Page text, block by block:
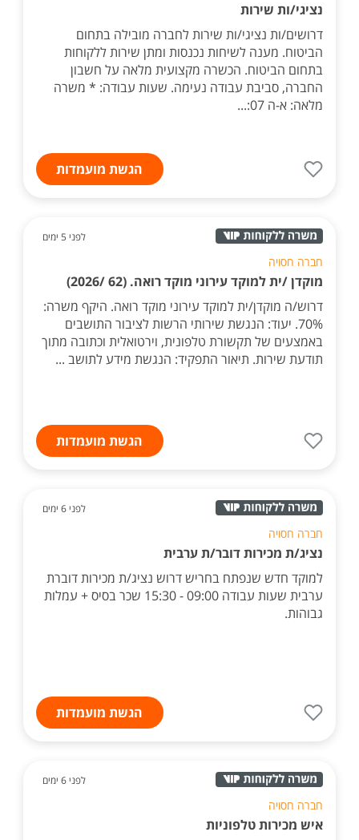
נציגי/ות שירות
דרושים/ות נציגי/ות שירות לחברה מובילה בתחום
הביטוח. מענה לשיחות נכנסות ומתן שירות ללקוחות
בתחום הביטוח. הכשרה מקצועית מלאה על חשבון
החברה, סביבת עבודה נעימה. שעות עבודה: * משרה
מלאה: א-ה 07:...
הגשת מועמדות
לפני 5 ימים
חברה חסויה
מוקדן /ית למוקד עירוני מוקד רואה. (62 /2026)
דרוש/ה מוקדן/ית למוקד עירוני מוקד רואה. היקף משרה:
70%. יעוד: הנגשת שירותי הרשות לציבור התושבים
באמצעים של תקשורת טלפונית, וירטואלית וכתובה מתוך
תודעת שירות. תיאור התפקיד: הנגשת מידע לתושב ...
הגשת מועמדות
לפני 6 ימים
חברה חסויה
נציג/ת מכירות דובר/ת ערבית
למוקד חדש שנפתח בחריש דרוש נציג/ת מכירות דוברת
ערבית שעות עבודה 09:00 - 15:30 שכר בסיס + עמלות
גבוהות.
הגשת מועמדות
לפני 6 ימים
חברה חסויה
איש מכירות טלפוניות